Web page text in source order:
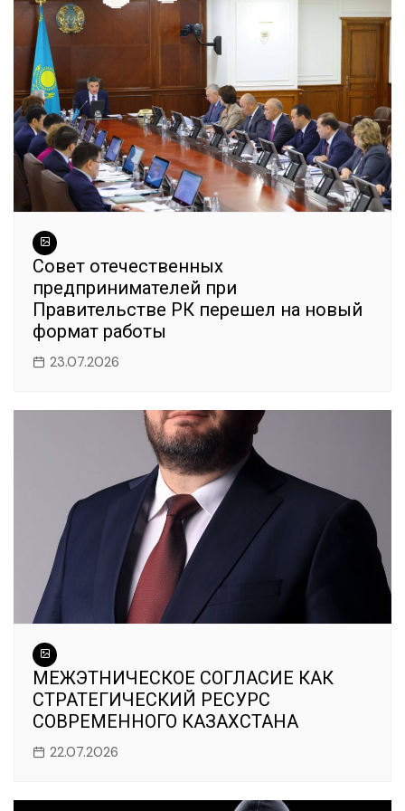
Совет отечественных
предпринимателей при
Правительстве РК перешел на новый
формат работы
23.07.2026
МЕЖЭТНИЧЕСКОЕ СОГЛАСИЕ КАК
СТРАТЕГИЧЕСКИЙ РЕСУРС
СОВРЕМЕННОГО КАЗАХСТАНА
22.07.2026